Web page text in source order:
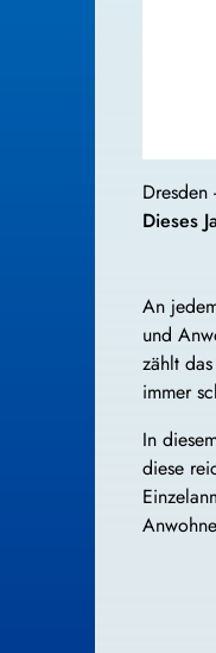
Dresden
Dieses
An
und
zählt
immer
In
diese